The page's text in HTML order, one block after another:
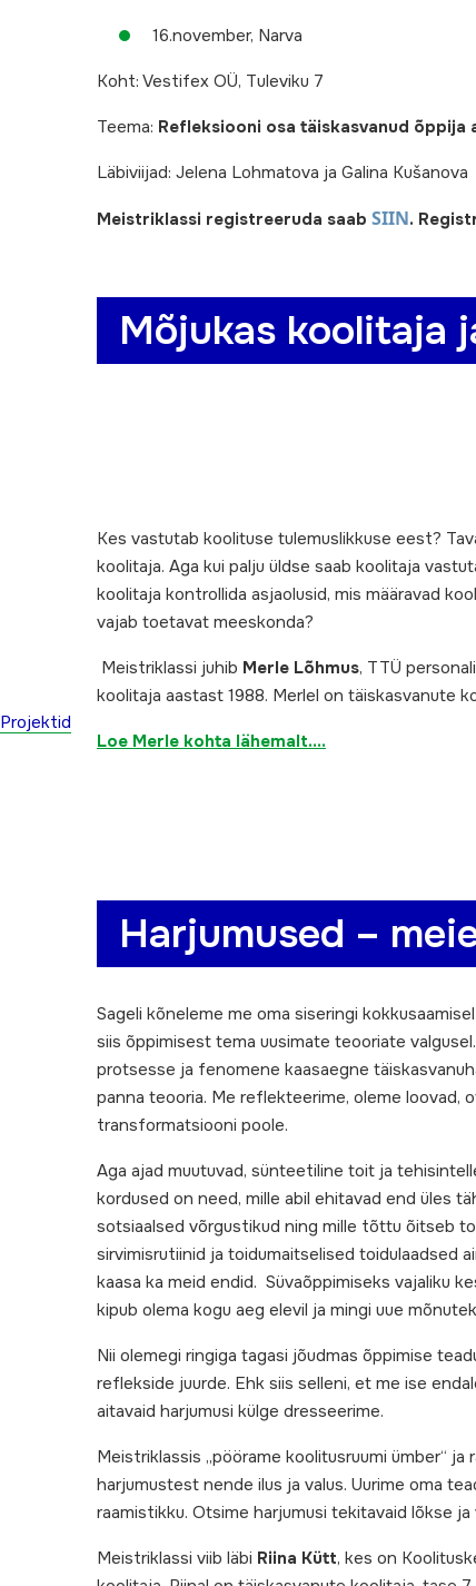
Projektid
16.november, Narva
Koht: Vestifex OÜ, Tuleviku 7
Teema: Refleksiooni osa täiskasvanud õppija
Läbiviijad: Jelena Lohmatova ja Galina Kušanova
Meistriklassi registreeruda saab SIIN.
Mõjukas koolitaja
Kes vastutab koolituse tulemuslikkuse eest?
koolitaja. Aga kui palju üldse saab koolitaja
koolitaja kontrollida asjaolusid, mis määravad
vajab toetavat meeskonda?
Meistriklassi juhib Merle Lõhmus, TTÜ
koolitaja aastast 1988. Merlel on täiskasvanute
Loe Merle kohta lähemalt….
Harjumused –
Sageli kõneleme me oma siseringi
siis õppimisest tema uusimate teooriate
protsesse ja fenomene kaasaegne
panna teooria. Me reflekteerime, oleme loovad,
transformatsiooni poole.
Aga ajad muutuvad, sünteetiline toit ja
kordused on need, mille abil ehitavad end üles
sotsiaalsed võrgustikud ning mille tõttu õitseb
sirvimisrutiinid ja toidumaitselised toidulaadsed
kaasa ka meid endid. Süvaõppimiseks vajaliku
kipub olema kogu aeg elevil ja mingi uue
Nii olemegi ringiga tagasi jõudmas õppimise
reflekside juurde. Ehk siis selleni, et me ise
aitavaid harjumusi külge dresseerime.
Meistriklassis „pöörame koolitusruumi ümber“
harjumustest nende ilus ja valus. Uurime oma
raamistikku. Otsime harjumusi tekitavaid lõkse
Meistriklassi viib läbi Riina Kütt, kes on